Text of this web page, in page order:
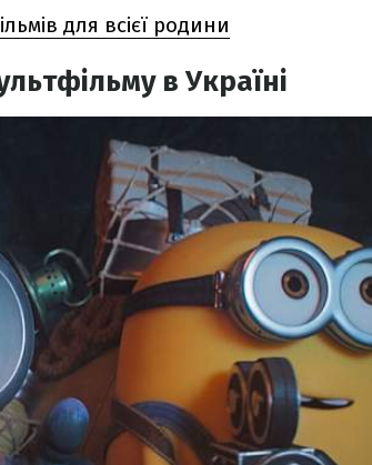
для всієї родини
в Україні